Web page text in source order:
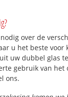
over de
u het beste voor
uw dubbel glas
gebruik van het
ons.